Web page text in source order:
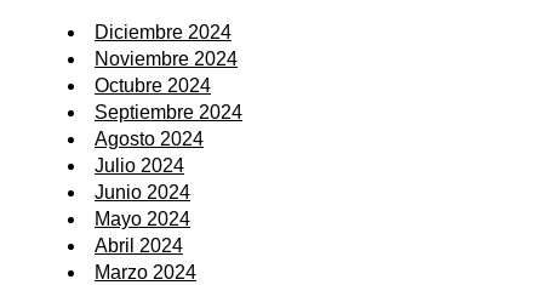
Diciembre 2024
Noviembre 2024
Octubre 2024
Septiembre 2024
Agosto 2024
Julio 2024
Junio 2024
Mayo 2024
Abril 2024
Marzo 2024